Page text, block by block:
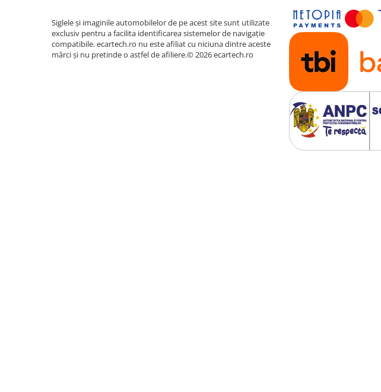
Dezumidificatoare
Compresoare aer
Siglele și imaginile automobilelor de pe acest site sunt utilizate
exclusiv pentru a facilita identificarea sistemelor de navigație
compatibile. ecartech.ro nu este afiliat cu niciuna dintre aceste
mărci și nu pretinde o astfel de afiliere.© 2026 ecartech.ro